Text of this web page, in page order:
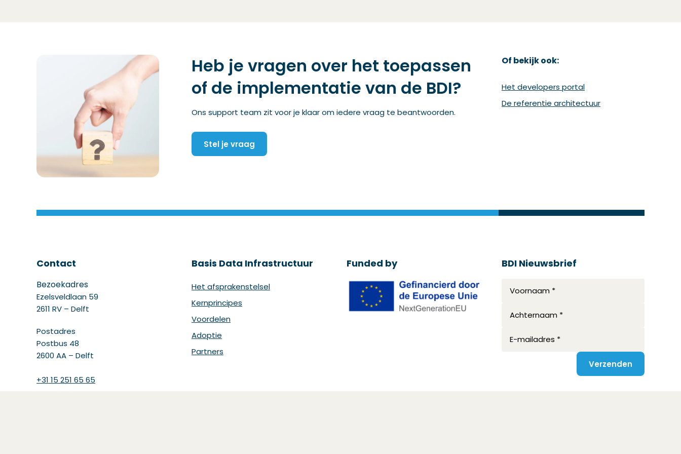
Heb je vragen over het toepassen
of de implementatie van de BDI?
Ons support team zit voor je klaar om iedere vraag te beantwoorden.
Stel je vraag
Of bekijk ook:
Het developers portal(Opent in een nieuw
De referentie architectuur(Opent in een nieuw
Contact
Bezoekadres
Ezelsveldlaan 59
2611 RV – Delft
Postadres
Postbus 48
2600 AA – Delft
+31 15 251 65 65
Basis Data Infrastructuur
Het afsprakenstelsel
Kernprincipes
Voordelen
Adoptie
Partners
Funded by BDI Nieuwsbrief
Voornaam *
Achternaam *
E-mailadres *
Verzenden